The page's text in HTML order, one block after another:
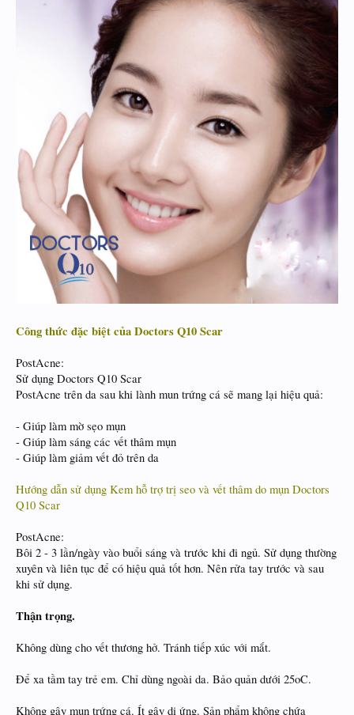
Công thức đặc biệt của Doctors Q10 Scar
PostAcne:
Sử dụng Doctors Q10 Scar
PostAcne trên da sau khi lành mun trứng cá sẽ mang lại hiệu quả:
- Giúp làm mờ sẹo mụn
- Giúp làm sáng các vết thâm mụn
- Giúp làm giảm vết đỏ trên da
Hướng dẫn sử dụng Kem hỗ trợ trị seo và vết thâm do mụn Doctors
Q10 Scar
PostAcne:
Bôi 2 - 3 lần/ngày vào buổi sáng và trước khi đi ngủ. Sử dụng thường
xuyên và liên tục để có hiệu quả tốt hơn. Nên rửa tay trước và sau
khi sử dụng.
Thận trọng.
Không dùng cho vết thương hở. Tránh tiếp xúc với mắt.
Để xa tầm tay trẻ em. Chỉ dùng ngoài da. Bảo quản dưới 25oC.
Không gây mụn trứng cá. Ít gây dị ứng. Sản phẩm không chứa